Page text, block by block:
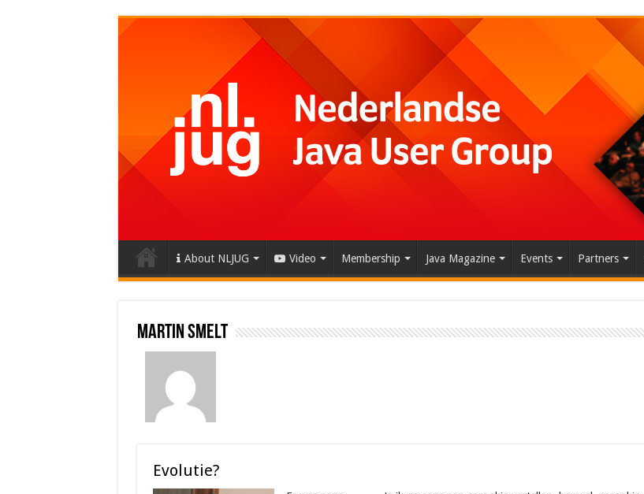
About NLJUG Video Membership Java Magazine Events Partners
Martin Smelt
Evolutie?